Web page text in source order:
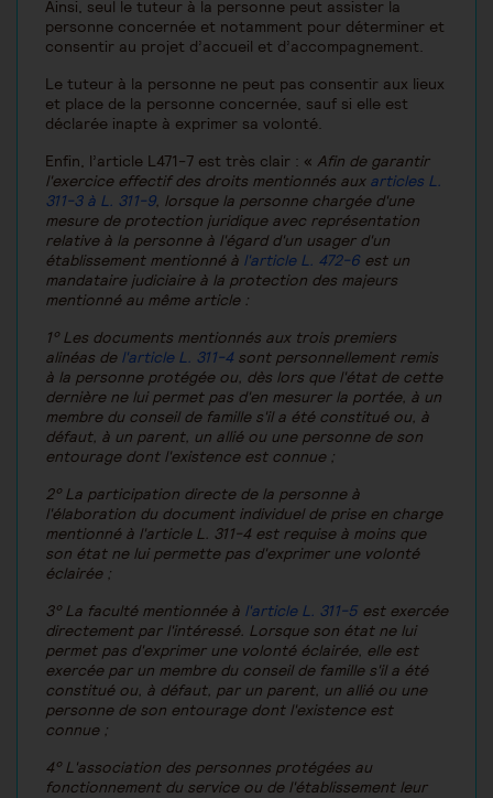
Ainsi, seul le tuteur à la personne peut assister la
personne concernée et notamment pour déterminer et
consentir au projet d’accueil et d’accompagnement.
Le tuteur à la personne ne peut pas consentir aux lieux
et place de la personne concernée, sauf si elle est
déclarée inapte à exprimer sa volonté.
Enfin, l’article L471-7 est très clair : « Afin de garantir
l'exercice effectif des droits mentionnés aux articles L.
311-3 à L. 311-9, lorsque la personne chargée d'une
mesure de protection juridique avec représentation
relative à la personne à l'égard d'un usager d'un
établissement mentionné à l'article L. 472-6 est un
mandataire judiciaire à la protection des majeurs
mentionné au même article :
1° Les documents mentionnés aux trois premiers
alinéas de l'article L. 311-4 sont personnellement remis
à la personne protégée ou, dès lors que l'état de cette
dernière ne lui permet pas d'en mesurer la portée, à un
membre du conseil de famille s'il a été constitué ou, à
défaut, à un parent, un allié ou une personne de son
entourage dont l'existence est connue ;
2° La participation directe de la personne à
l'élaboration du document individuel de prise en charge
mentionné à l'article L. 311-4 est requise à moins que
son état ne lui permette pas d'exprimer une volonté
éclairée ;
3° La faculté mentionnée à l'article L. 311-5 est exercée
directement par l'intéressé. Lorsque son état ne lui
permet pas d'exprimer une volonté éclairée, elle est
exercée par un membre du conseil de famille s'il a été
constitué ou, à défaut, par un parent, un allié ou une
personne de son entourage dont l'existence est
connue ;
4° L'association des personnes protégées au
fonctionnement du service ou de l'établissement leur